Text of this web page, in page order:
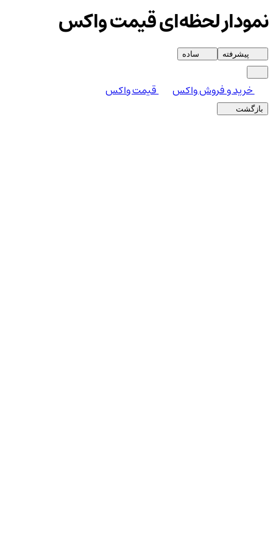
نمودار لحظه‌ای قیمت واکس
پیشرفته ساده
خرید و فروش واکس قیمت واکس
بازگشت